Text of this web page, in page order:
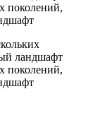
поколений,
поколений,